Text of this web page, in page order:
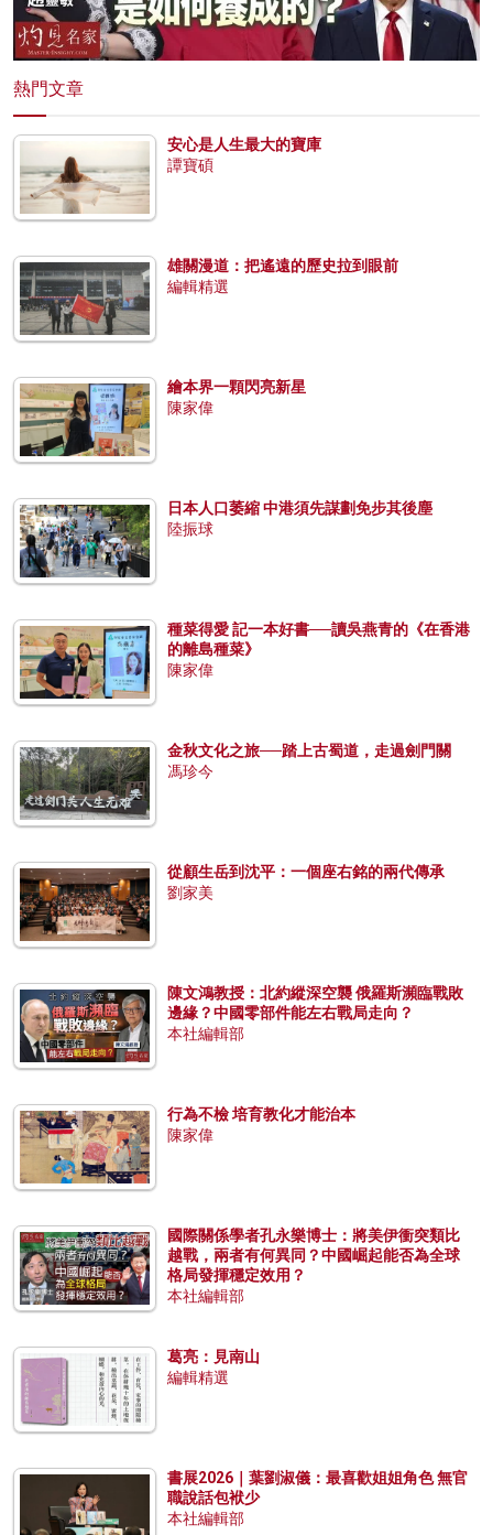
熱門文章
安心是人生最大的寶庫
譚寶碩
雄關漫道：把遙遠的歷史拉到眼前
編輯精選
繪本界一顆閃亮新星
陳家偉
日本人口萎縮 中港須先謀劃免步其後塵
陸振球
種菜得愛 記一本好書──讀吳燕青的《在香港
的離島種菜》
陳家偉
金秋文化之旅──踏上古蜀道，走過劍門關
馮珍今
從顧生岳到沈平：一個座右銘的兩代傳承
劉家美
陳文鴻教授：北約縱深空襲 俄羅斯瀕臨戰敗
邊緣？中國零部件能左右戰局走向？
本社編輯部
行為不檢 培育教化才能治本
陳家偉
國際關係學者孔永樂博士：將美伊衝突類比
越戰，兩者有何異同？中國崛起能否為全球
格局發揮穩定效用？
本社編輯部
葛亮：見南山
編輯精選
書展2026｜葉劉淑儀：最喜歡姐姐角色 無官
職說話包袱少
本社編輯部